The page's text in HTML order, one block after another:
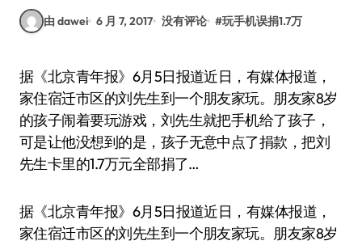
由 dawei 6 月 7, 2017 没有评论 #玩手机误捐1.7万
据《北京青年报》6月5日报道近日，有媒体报道，
家住宿迁市区的刘先生到一个朋友家玩。朋友家8岁
的孩子闹着要玩游戏，刘先生就把手机给了孩子，
可是让他没想到的是，孩子无意中点了捐款，把刘
先生卡里的1.7万元全部捐了…
据《北京青年报》6月5日报道近日，有媒体报道，
家住宿迁市区的刘先生到一个朋友家玩。朋友家8岁